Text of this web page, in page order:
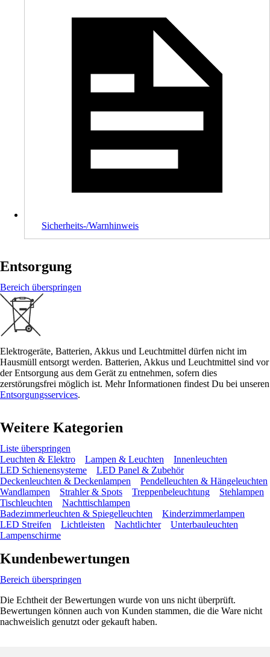
Sicherheits-/Warnhinweis
Entsorgung
Bereich überspringen
Elektrogeräte, Batterien, Akkus und Leuchtmittel dürfen nicht im
Hausmüll entsorgt werden. Batterien, Akkus und Leuchtmittel sind vor
der Entsorgung aus dem Gerät zu entnehmen, sofern dies
zerstörungsfrei möglich ist. Mehr Informationen findest Du bei unseren
Entsorgungsservices.
Weitere Kategorien
Liste überspringen
Leuchten & Elektro
Lampen & Leuchten
Innenleuchten
LED Schienensysteme
LED Panel & Zubehör
Deckenleuchten & Deckenlampen
Pendelleuchten & Hängeleuchten
Wandlampen
Strahler & Spots Treppenbeleuchtung
Stehlampen
Tischleuchten
Nachttischlampen
Badezimmerleuchten & Spiegelleuchten
Kinderzimmerlampen
LED Streifen
Lichtleisten Nachtlichter
Unterbauleuchten
Lampenschirme
Kundenbewertungen
Bereich überspringen
Die Echtheit der Bewertungen wurde von uns nicht überprüft.
Bewertungen können auch von Kunden stammen, die die Ware nicht
nachweislich genutzt oder gekauft haben.